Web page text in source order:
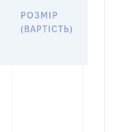
РОЗМІР
(ВАРТІСТЬ)